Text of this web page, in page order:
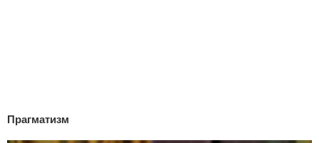
Прагматизм